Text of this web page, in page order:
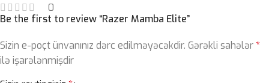
0
Be the first to review “Razer Mamba Elite”
Sizin e-poçt ünvanınız dərc edilməyəcəkdir. Gərəkli sahələr*
ilə işarələnmişdir